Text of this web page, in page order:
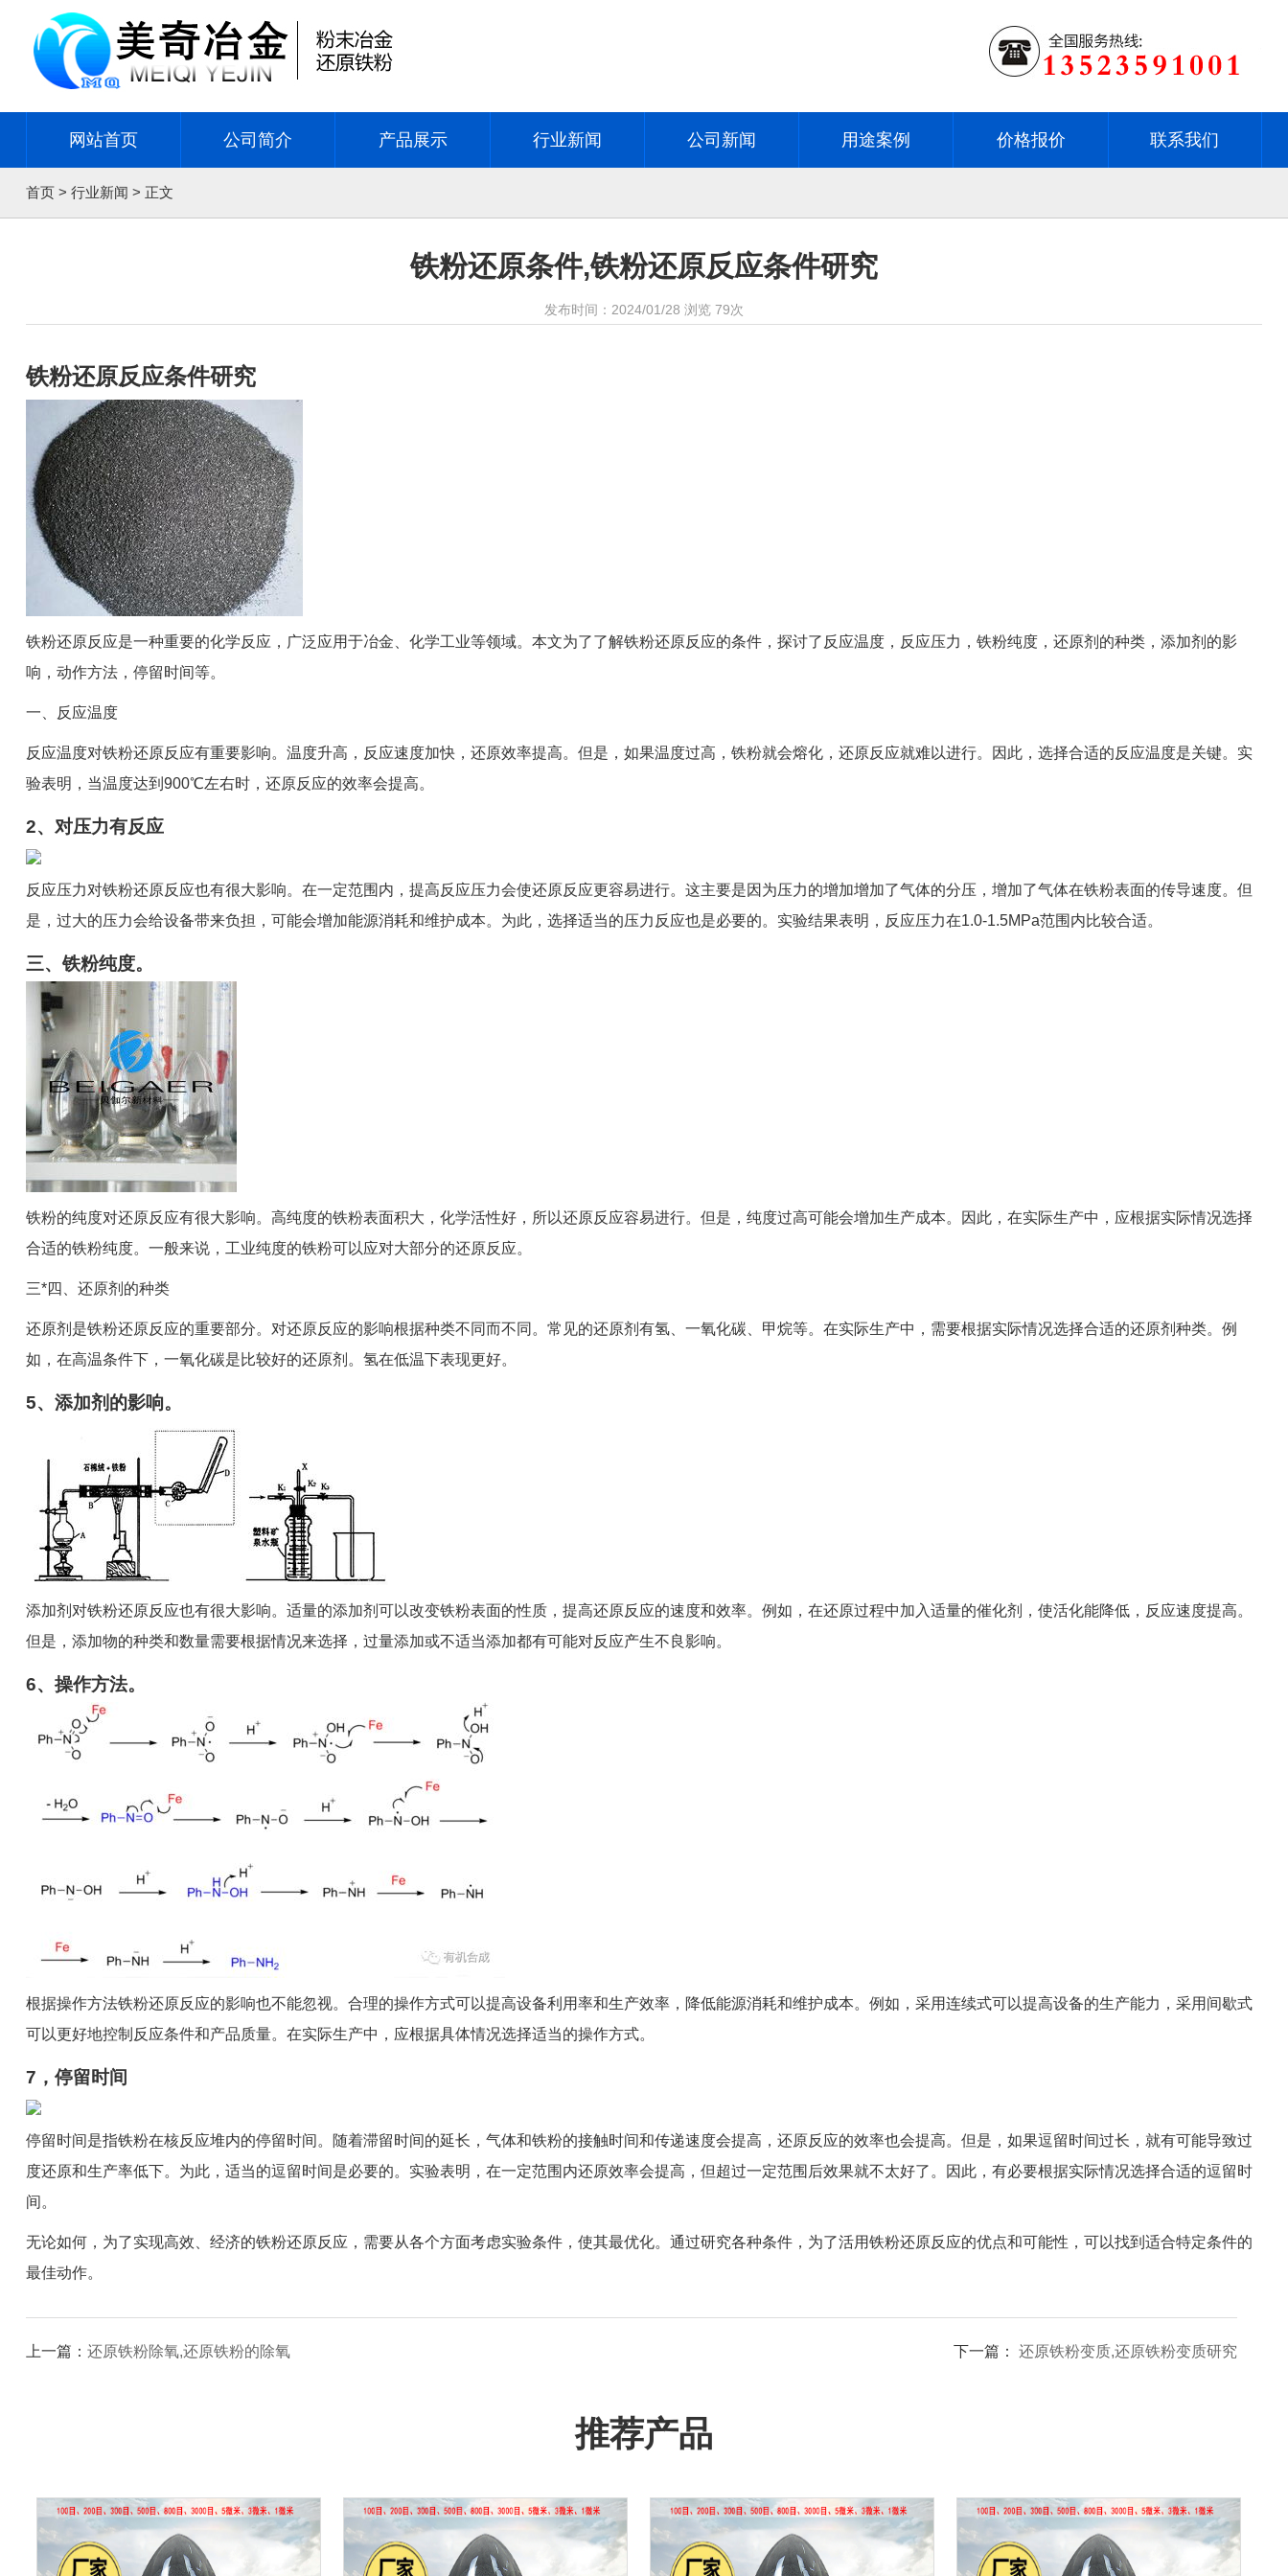
网站首页 公司简介 产品展示 行业新闻 公司新闻 用途案例 价格报价 联系我们
首页> 行业新闻 > 正文
铁粉还原条件,铁粉还原反应条件研究
发布时间： 2024/01/28 浏览 79次
铁粉还原反应条件研究
铁粉还原反应是一种重要的化学反应，广泛应用于冶金、化学工业等领域。本文为了了解铁粉还原反应的条件，探讨了反应温度，反应压力，铁粉纯度，还原剂的种类，添加剂的影
响，动作方法，停留时间等。
一、反应温度
反应温度对铁粉还原反应有重要影响。温度升高，反应速度加快，还原效率提高。但是，如果温度过高，铁粉就会熔化，还原反应就难以进行。因此，选择合适的反应温度是关键。实
验表明，当温度达到900℃左右时，还原反应的效率会提高。
2、对压力有反应
反应压力对铁粉还原反应也有很大影响。在一定范围内，提高反应压力会使还原反应更容易进行。这主要是因为压力的增加增加了气体的分压，增加了气体在铁粉表面的传导速度。但
是，过大的压力会给设备带来负担，可能会增加能源消耗和维护成本。为此，选择适当的压力反应也是必要的。实验结果表明，反应压力在1.0-1.5MPa范围内比较合适。
三、铁粉纯度。
铁粉的纯度对还原反应有很大影响。高纯度的铁粉表面积大，化学活性好，所以还原反应容易进行。但是，纯度过高可能会增加生产成本。因此，在实际生产中，应根据实际情况选择
合适的铁粉纯度。一般来说，工业纯度的铁粉可以应对大部分的还原反应。
三*四、还原剂的种类
还原剂是铁粉还原反应的重要部分。对还原反应的影响根据种类不同而不同。常见的还原剂有氢、一氧化碳、甲烷等。在实际生产中，需要根据实际情况选择合适的还原剂种类。例
如，在高温条件下，一氧化碳是比较好的还原剂。氢在低温下表现更好。
5、添加剂的影响。
添加剂对铁粉还原反应也有很大影响。适量的添加剂可以改变铁粉表面的性质，提高还原反应的速度和效率。例如，在还原过程中加入适量的催化剂，使活化能降低，反应速度提高。
但是，添加物的种类和数量需要根据情况来选择，过量添加或不适当添加都有可能对反应产生不良影响。
6、操作方法。
根据操作方法铁粉还原反应的影响也不能忽视。合理的操作方式可以提高设备利用率和生产效率，降低能源消耗和维护成本。例如，采用连续式可以提高设备的生产能力，采用间歇式
可以更好地控制反应条件和产品质量。在实际生产中，应根据具体情况选择适当的操作方式。
7，停留时间
停留时间是指铁粉在核反应堆内的停留时间。随着滞留时间的延长，气体和铁粉的接触时间和传递速度会提高，还原反应的效率也会提高。但是，如果逗留时间过长，就有可能导致过
度还原和生产率低下。为此，适当的逗留时间是必要的。实验表明，在一定范围内还原效率会提高，但超过一定范围后效果就不太好了。因此，有必要根据实际情况选择合适的逗留时
间。
无论如何，为了实现高效、经济的铁粉还原反应，需要从各个方面考虑实验条件，使其最优化。通过研究各种条件，为了活用铁粉还原反应的优点和可能性，可以找到适合特定条件的
最佳动作。
上一篇： 还原铁粉除氧,还原铁粉的除氧 下一篇：还原铁粉变质,还原铁粉变质研究
推荐产品